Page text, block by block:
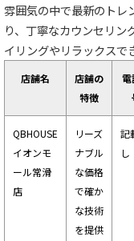
雰囲気の中で最新のトレ
り、丁寧なカウンセリン
イリングやリラックスで
店舗名
店舗の
特徴
電
QBHOUSE
イオンモ
ール常滑
店
リーズ
ナブル
な価格
で確か
な技術
を提供
記
し